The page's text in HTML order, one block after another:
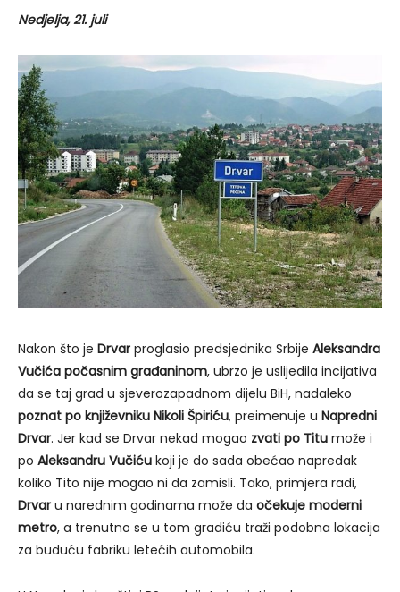
Nedjelja, 21. juli
Nakon što je Drvar proglasio predsjednika Srbije Aleksandra
Vučića počasnim građaninom, ubrzo je uslijedila incijativa
da se taj grad u sjeverozapadnom dijelu BiH, nadaleko
poznat po književniku Nikoli Špiriću, preimenuje u Napredni
Drvar. Jer kad se Drvar nekad mogao zvati po Titu može i
po Aleksandru Vučiću koji je do sada obećao napredak
koliko Tito nije mogao ni da zamisli. Tako, primjera radi,
Drvar u narednim godinama može da očekuje moderni
metro, a trenutno se u tom gradiću traži podobna lokacija
za buduću fabriku letećih automobila.